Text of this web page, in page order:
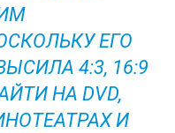
ЕГО
4:3, 16:9
НА DVD,
И